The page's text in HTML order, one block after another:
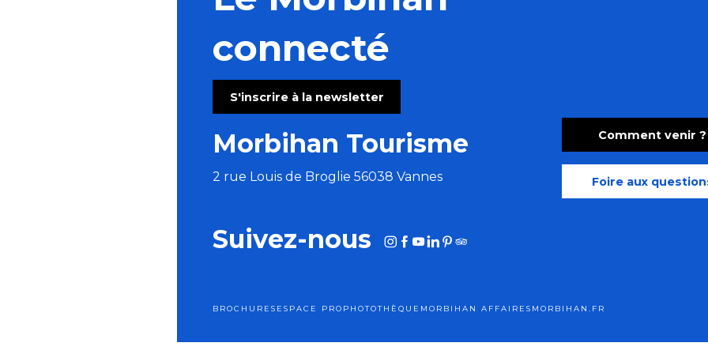
Ferme du cheval de trait - Journée portes ouvertes
La ZIcoteK: empruntez un instrument à la médiathèque de Rieux et jouez !
Concert de Rose et Henri - chansons ibériques
connecté
S'inscrire à la newsletter
Morbihan Tourisme
2 rue Louis de Broglie 56038 Vannes
Comment venir ?
Foire aux
Suivez-nous
BROCHURES ESPACE PRO PHOTOTHÈQUE MORBIHAN AFFAIRES MORBIHAN.FR